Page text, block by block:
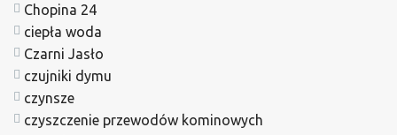
Chopina 24
ciepła woda
Czarni Jasło
czujniki dymu
czynsze
czyszczenie przewodów kominowych